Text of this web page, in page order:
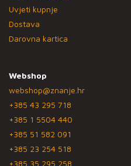
Uvjeti kupnje
Dostava
Darovna kartica
Webshop
webshop@znanje.hr
+385 43 295 718
+385 1 5504 440
+385 51 582 091
+385 23 254 518
+385 35 295 258